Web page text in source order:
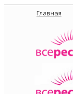
Главная